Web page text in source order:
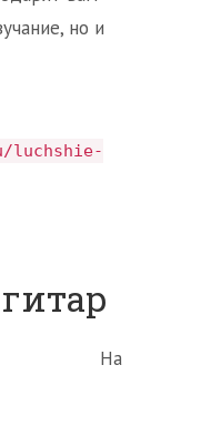
но и
luchshie-
На